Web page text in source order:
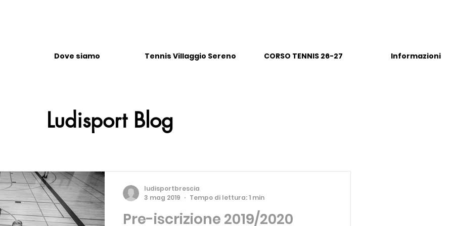
Dove siamo Tennis Villaggio Sereno CORSO TENNIS 26-27 Informazioni
Ludisport Blog
Pre-iscrizione 2019/2020
ludisportbrescia
3 mag 2019
Tempo di lettura: 1 min